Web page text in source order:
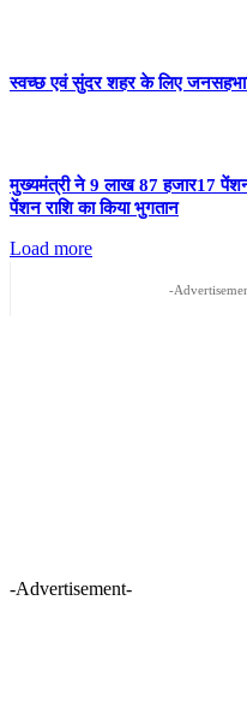
स्वच्छ एवं सुंदर शहर के लिए
मुख्यमंत्री ने 9 लाख 87 हजार17
पेंशन राशि का किया भुगतान
Load more
-
-Advertisement-